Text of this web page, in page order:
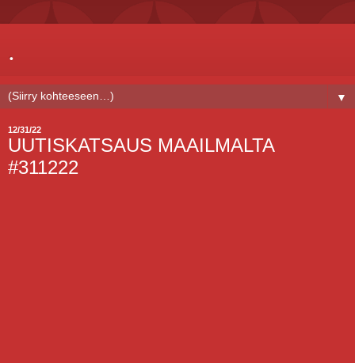
.
▼
12/31/22
UUTISKATSAUS MAAILMALTA
#311222